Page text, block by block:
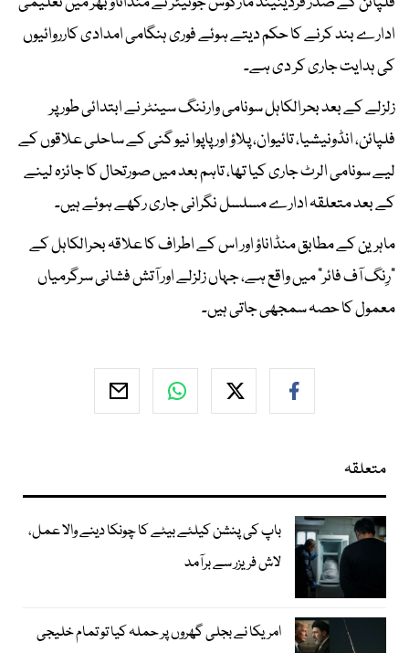
ادارے بند کرنے کا حکم دیتے ہوئے فوری ہنگامی امدادی کارروائیوں
کی ہدایت جاری کر دی ہے۔
زلزلے کے بعد بحرالکاہل سونامی وارننگ سینٹر نے ابتدائی طور پر
فلپائن، انڈونیشیا، تائیوان، پلاؤ اور پاپوا نیو گنی کے ساحلی علاقوں کے
لیے سونامی الرٹ جاری کیا تھا، تاہم بعد میں صورتحال کا جائزہ لینے
کے بعد متعلقہ ادارے مسلسل نگرانی جاری رکھے ہوئے ہیں۔
ماہرین کے مطابق منڈاناؤ اور اس کے اطراف کا علاقہ بحرالکاہل کے
"رِنگ آف فائر" میں واقع ہے، جہاں زلزلے اور آتش فشانی سرگرمیاں
معمول کا حصہ سمجھی جاتی ہیں۔
متعلقہ
باپ کی پنشن کیلئے بیٹے کا چونکا دینے والا عمل،
لاش فریزر سے برآمد
امریکا نے بجلی گھروں پر حملہ کیا تو تمام خلیجی